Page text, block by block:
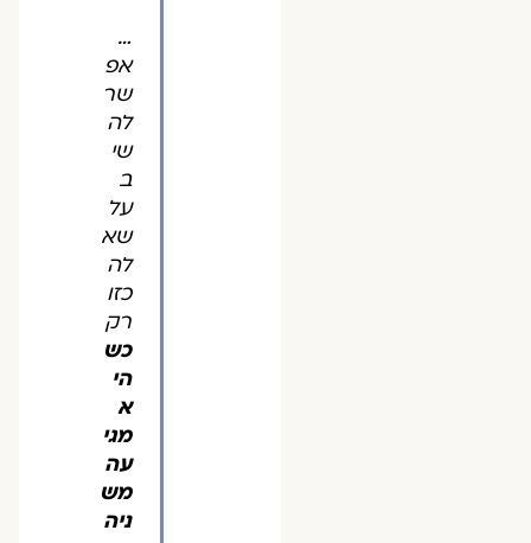
…
אפ
שר
לה
שי
ב
על
שא
לה
כזו
רק
כש
הי
א
מגי
עה
מש
ניה